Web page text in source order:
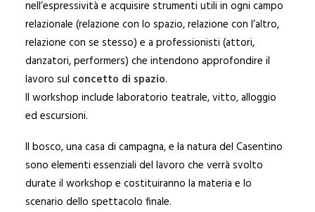
nell’espressività e acquisire strumenti utili in ogni campo
relazionale (relazione con lo spazio, relazione con l’altro,
relazione con se stesso) e a professionisti (attori,
danzatori, performers) che intendono approfondire il
lavoro sul concetto di spazio.
Il workshop include laboratorio teatrale, vitto, alloggio
ed escursioni.
Il bosco, una casa di campagna, e la natura del Casentino
sono elementi essenziali del lavoro che verrà svolto
durate il workshop e costituiranno la materia e lo
scenario dello spettacolo finale.